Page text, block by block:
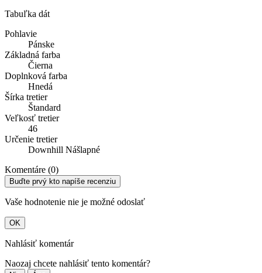
Tabuľka dát
Pohlavie
Pánske
Základná farba
Čierna
Doplnková farba
Hnedá
Šírka tretier
Štandard
Veľkosť tretier
46
Určenie tretier
Downhill Nášlapné
Komentáre (0)
Buďte prvý kto napíše recenziu
Vaše hodnotenie nie je možné odoslať
OK
Nahlásiť komentár
Naozaj chcete nahlásiť tento komentár?